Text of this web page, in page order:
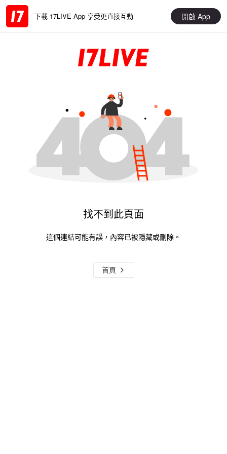
下載 17LIVE App 享受更直接互動 開啟 App
找不到此頁面
這個連結可能有誤，內容已被隱藏或刪除。
首頁